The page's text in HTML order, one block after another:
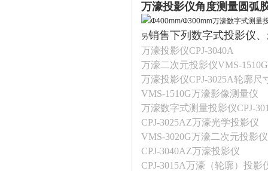
万濠投影仪角度测量圆弧
另销售下列数字式投影仪
万濠投影仪CPJ-3040A
万濠二次元投影仪VMS-1510G
万濠投影仪CPJ-3025A轮廓尺
VMS-1510G万濠影像测量仪
万濠数字式测量投影仪CPJ-
CPJ-3025AZ万濠光学投影仪
VMS-3020G万濠二次元投影仪
CPJ-3040AZ万濠投影仪
CPJ-3015A万濠（轮廓）投影